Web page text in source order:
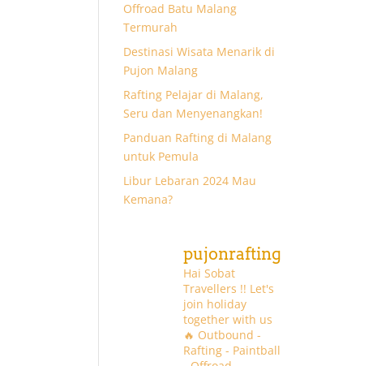
Offroad Batu Malang
Termurah
Destinasi Wisata Menarik di
Pujon Malang
Rafting Pelajar di Malang,
Seru dan Menyenangkan!
Panduan Rafting di Malang
untuk Pemula
Libur Lebaran 2024 Mau
Kemana?
pujonrafting
Hai Sobat
Travellers !! Let's
join holiday
together with us
🔥 Outbound -
Rafting - Paintball